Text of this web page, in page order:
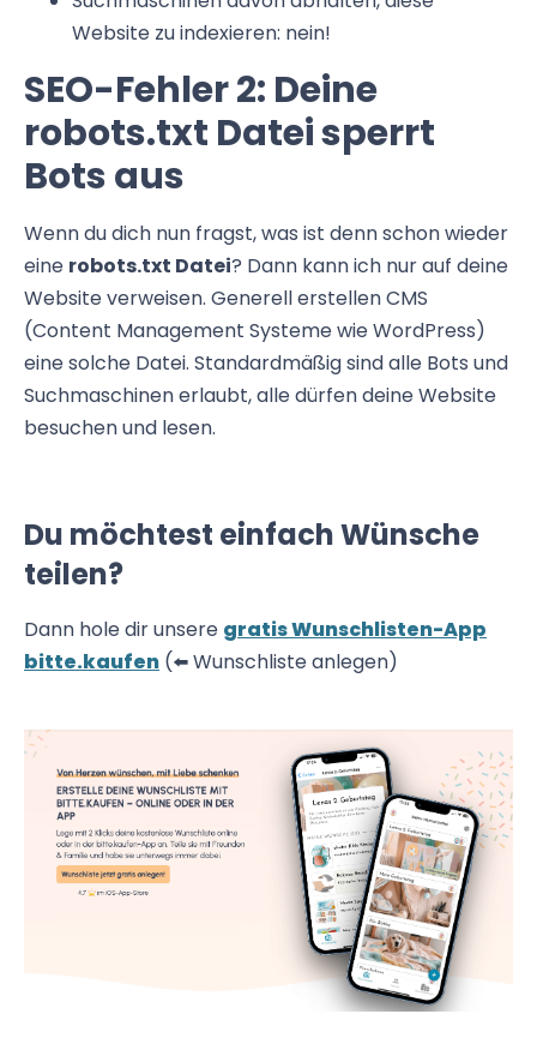
Website zu indexieren: nein!
SEO-Fehler 2: Deine
robots.txt Datei sperrt
Bots aus
Wenn du dich nun fragst, was ist denn schon wieder
eine robots.txt Datei? Dann kann ich nur auf deine
Website verweisen. Generell erstellen CMS
(Content Management Systeme wie WordPress)
eine solche Datei. Standardmäßig sind alle Bots und
Suchmaschinen erlaubt, alle dürfen deine Website
besuchen und lesen.
Du möchtest einfach Wünsche
teilen?
Dann hole dir unsere gratis Wunschlisten-App
bitte.kaufen (⬅️ Wunschliste anlegen)